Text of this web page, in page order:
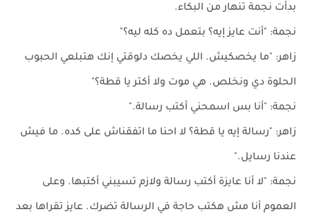
بدأت نجمة تنهار من البكاء.
نجمة: "أنت عايز إيه؟ بتعمل ده كله ليه؟"
زاهر: "ما يخصكيش. اللي يخصك دلوقتي إنك هتبلعي الحبوب
الحلوة دي ونخلص. هي موت ولا أكتر يا قطة؟"
نجمة: "أنا بس اسمحني أكتب رسالة."
زاهر: "رسالة إيه يا قطة؟ لا احنا ما اتفقناش على كده. ما فيش
عندنا رسايل."
نجمة: "لا أنا عايزة أكتب رسالة ولازم تسيبني أكتبها. وعلى
العموم أنا مش هكتب حاجة في الرسالة تضرك. عايز تقراها بعد